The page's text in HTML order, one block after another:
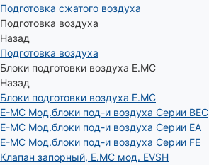
Подготовка сжатого воздуха
Подготовка воздуха
Назад
Подготовка воздуха
Блоки подготовки воздуха E.MC
Назад
Блоки подготовки воздуха E.MC
E-MC Мод.блоки под-и воздуха Серии BEC
E-MC Мод.блоки под-и воздуха Серии EA
E-MC Мод.блоки под-и воздуха Серии FE
Клапан запорный, E.MC мод. EVSH